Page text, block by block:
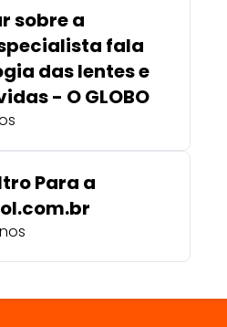
sobre a
fala
das lentes e
- O GLOBO
Para a